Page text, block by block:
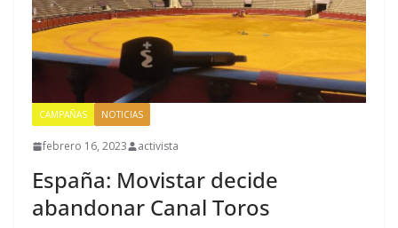
CAMPAÑAS NOTICIAS
febrero 16, 2023 activista
España: Movistar decide
abandonar Canal Toros